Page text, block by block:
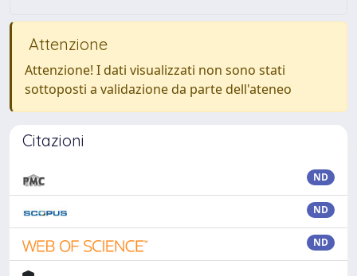
Attenzione
Attenzione! I dati visualizzati non sono stati
sottoposti a validazione da parte dell'ateneo
Citazioni
ND
ND
ND